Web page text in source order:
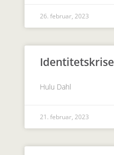
26. februar, 2023
Identitetskrise
Hulu Dahl
21. februar, 2023